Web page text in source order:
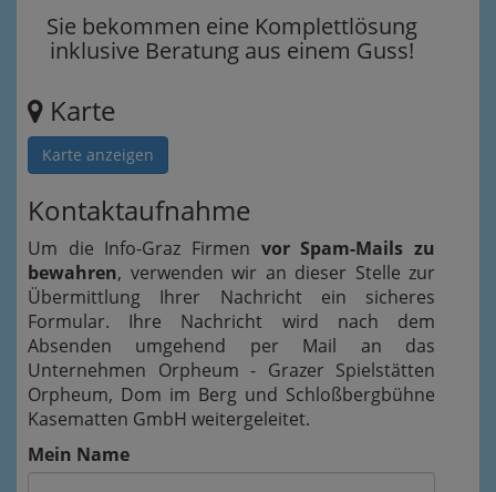
Sie bekommen eine Komplettlösung
inklusive Beratung aus einem Guss!
Karte
Karte anzeigen
Kontaktaufnahme
Um die Info-Graz Firmen vor Spam-Mails zu
bewahren, verwenden wir an dieser Stelle zur
Übermittlung Ihrer Nachricht ein sicheres
Formular. Ihre Nachricht wird nach dem
Absenden umgehend per Mail an das
Unternehmen Orpheum - Grazer Spielstätten
Orpheum, Dom im Berg und Schloßbergbühne
Kasematten GmbH weitergeleitet.
Mein Name